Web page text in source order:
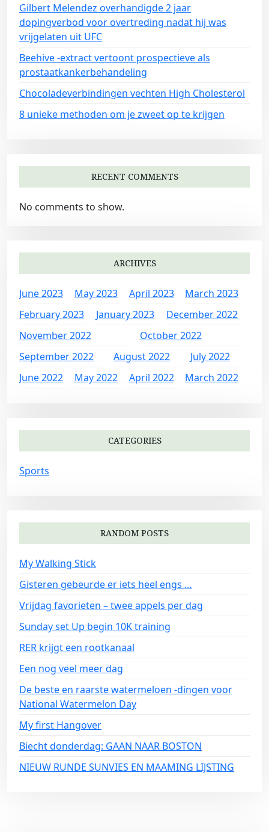
Gilbert Melendez overhandigde 2 jaar
dopingverbod voor overtreding nadat hij was
vrijgelaten uit UFC
Beehive -extract vertoont prospectieve als
prostaatkankerbehandeling
Chocoladeverbindingen vechten High Cholesterol
8 unieke methoden om je zweet op te krijgen
RECENT COMMENTS
No comments to show.
ARCHIVES
June 2023 May 2023 April 2023
March 2023
February 2023
January 2023
December 2022
November 2022
October 2022
September 2022
August 2022
July 2022
June 2022
May 2022 April 2022 March 2022
CATEGORIES
Sports
RANDOM POSTS
My Walking Stick
Gisteren gebeurde er iets heel engs …
Vrijdag favorieten – twee appels per dag
Sunday set Up begin 10K training
RER krijgt een rootkanaal
Een nog veel meer dag
De beste en raarste watermeloen -dingen voor
National Watermelon Day
My first Hangover
Biecht donderdag: GAAN NAAR BOSTON
NIEUW RUNDE SUNVIES EN MAAMING LIJSTING